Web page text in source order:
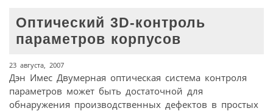
Оптический 3D-контроль
параметров корпусов
23 августа, 2007
Дэн Имес Двумерная оптическая система контроля
параметров может быть достаточной для
обнаружения производственных дефектов в простых